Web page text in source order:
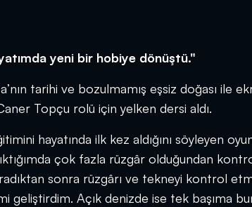
yeni bir hobiye dönüştü."
tarihi ve bozulmamış eşsiz doğası ile
Topçu rolü için yelken dersi aldı.
hayatında ilk kez aldığını söyleyen
çok fazla rüzgâr olduğundan
sonra rüzgârı ve tekneyi kontrol
geliştirdim. Açık denizde ise tek başıma